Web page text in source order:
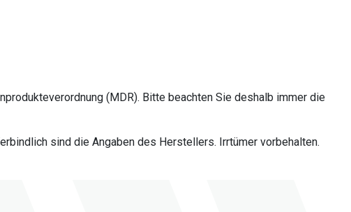
(MDR). Bitte beachten Sie deshalb immer die
sind die Angaben des Herstellers. Irrtümer vorbehalten.